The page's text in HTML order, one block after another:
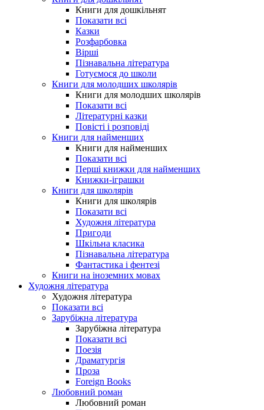
Книги для дошкільнят
Показати всі
Казки
Розфарбовка
Вірші
Пізнавальна література
Готуємося до школи
Книги для молодших школярів
Книги для молодших школярів
Показати всі
Літературні казки
Повісті і розповіді
Книги для найменших
Книги для найменших
Показати всі
Перші книжки для найменших
Книжки-іграшки
Книги для школярів
Книги для школярів
Показати всі
Художня література
Пригоди
Шкільна класика
Пізнавальна література
Фантастика і фентезі
Книги на іноземних мовах
Художня література
Художня література
Показати всі
Зарубіжна література
Зарубіжна література
Показати всі
Поезія
Драматургія
Проза
Foreign Books
Любовний роман
Любовний роман